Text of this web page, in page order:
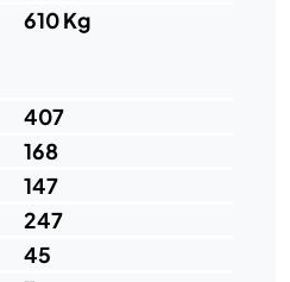
610 Kg
407
168
147
247
45